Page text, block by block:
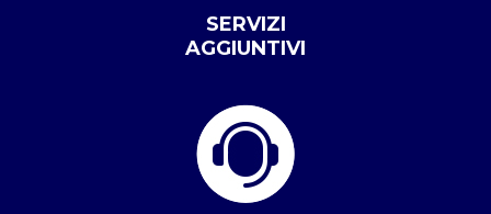
SERVIZI
AGGIUNTIVI